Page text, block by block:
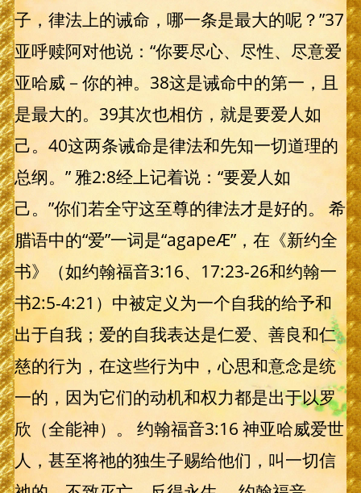
子，律法上的诫命，哪一条是最大的呢？”37
亚呼赎阿对他说：“你要尽心、尽性、尽意爱
亚哈威－你的神。38这是诫命中的第一，且
是最大的。39其次也相仿，就是要爱人如
己。40这两条诫命是律法和先知一切道理的
总纲。” 雅2:8经上记着说：“要爱人如
己。”你们若全守这至尊的律法才是好的。 希
腊语中的“爱”一词是“agapeÆ”，在《新约全
书》（如约翰福音3:16、17:23-26和约翰一
书2:5-4:21）中被定义为一个自我的给予和
出于自我；爱的自我表达是仁爱、善良和仁
慈的行为，在这些行为中，心思和意念是统
一的，因为它们的动机和权力都是出于以罗
欣（全能神）。 约翰福音3:16 神亚哈威爱世
人，甚至将祂的独生子赐给他们，叫一切信